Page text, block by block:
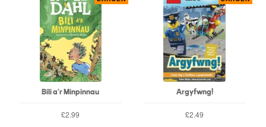
Bili a'r Minpinnau
£2.99
Argyfwng!
£2.49